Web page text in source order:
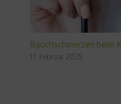
Bauchschmerzen beim
17. Februar 2025